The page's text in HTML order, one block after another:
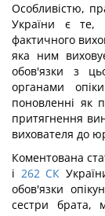
Особливістю,
України є те,
фактичного
яка ним
обов'язки з
органами
поновленні як
притягнення
вихователя до
Коментована
і 262 СК
обов'язки
сестри брата,